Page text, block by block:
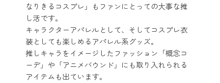
なりきるコスプレ」もファンにとっての大事な推
し活です。
キャラクターアパレルとして、そしてコスプレ衣
装としても楽しめるアパレル系グッズ。
推しキャラをイメージしたファッション「概念コ
ーデ」や「アニメバウンド」にも取り入れられる
アイテムも出ています。